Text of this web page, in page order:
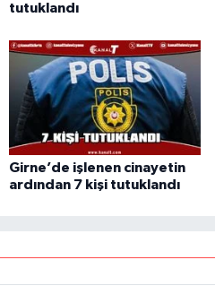
tutuklandı
Girne’de işlenen cinayetin
ardından 7 kişi tutuklandı